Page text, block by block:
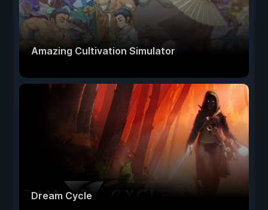
Amazing Cultivation Simulator
Dream Cycle